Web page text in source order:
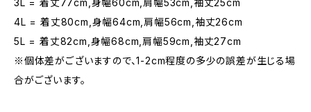
3L = 着丈77cm,身幅60cm,肩幅53cm,袖丈25cm
4L = 着丈80cm,身幅64cm,肩幅56cm,袖丈26cm
5L = 着丈82cm,身幅68cm,肩幅59cm,袖丈27cm
※個体差がございますので、1-2cm程度の多少の誤差が生じる場
合がございます。